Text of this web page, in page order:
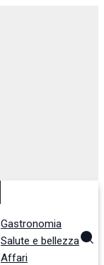
Gastronomia
Salute e bellezza
Affari